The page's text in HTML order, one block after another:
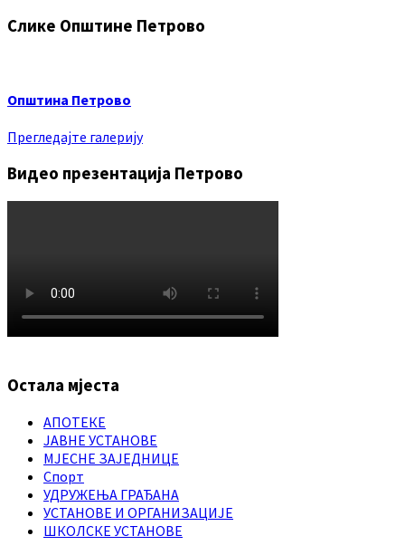
Слике Општине Петрово
Општина Петрово
Прегледајте галерију
Видео презентација Петрово
Остала мјеста
АПОТЕКЕ
ЈАВНЕ УСТАНОВЕ
МЈЕСНЕ ЗАЈЕДНИЦЕ
Спорт
УДРУЖЕЊА ГРАЂАНА
УСТАНОВЕ И ОРГАНИЗАЦИЈЕ
ШКОЛСКЕ УСТАНОВЕ